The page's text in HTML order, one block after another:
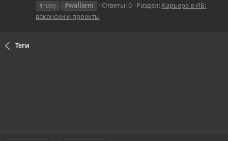
#ruby
#wallarm Ответы: 0 Раздел: Карьера в ИБ:
вакансии и проекты
Теги